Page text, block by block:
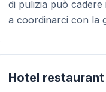
di pulizia può
a coordinarci con la
Hotel